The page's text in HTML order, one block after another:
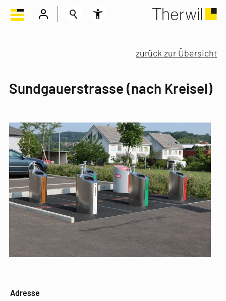
zurück zur Übersicht
Sundgauerstrasse (nach Kreisel)
Adresse